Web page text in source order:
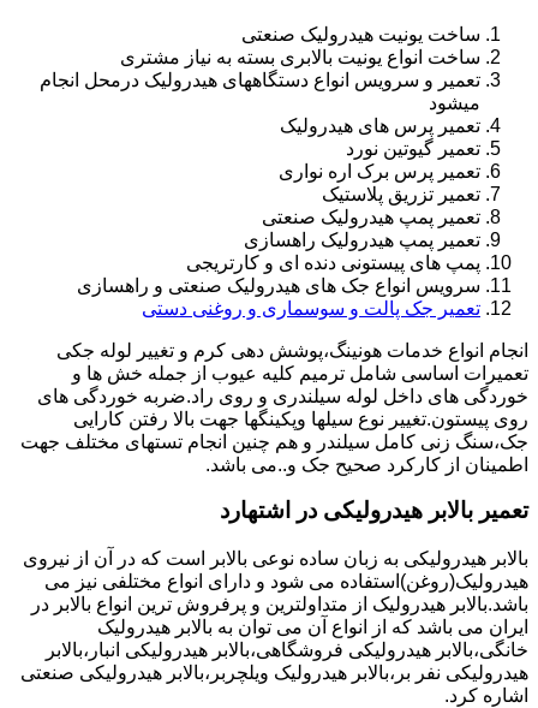
ساخت یونیت هیدرولیک صنعتی
ساخت انواع یونیت بالابری بسته به نیاز مشتری
تعمیر و سرویس انواع دستگاههای هیدرولیک درمحل انجام
میشود
تعمیر پرس های هیدرولیک
تعمیر گیوتین نورد
تعمیر پرس برک اره نواری
تعمیر تزریق پلاستیک
تعمیر پمپ هیدرولیک صنعتی
تعمیر پمپ هیدرولیک راهسازی
پمپ های پیستونی دنده ای و کارتریجی
سرویس انواع جک های هیدرولیک صنعتی و راهسازی
تعمیر جک پالت و سوسماری و روغنی دستی
انجام انواع خدمات هونینگ،پوشش دهی کرم و تغییر لوله جکی
تعمیرات اساسی شامل ترمیم کلیه عیوب از جمله خش ها و
خوردگی های داخل لوله سیلندری و روی راد.ضربه خوردگی های
روی پیستون.تغییر نوع سیلها وپکینگها جهت بالا رفتن کارایی
جک،سنگ زنی کامل سیلندر و هم چنین انجام تستهای مختلف جهت
اطمینان از کارکرد صحیح جک و..می باشد.
تعمیر بالابر هیدرولیکی در اشتهارد
بالابر هیدرولیکی به زبان ساده نوعی بالابر است که در آن از نیروی
هیدرولیک(روغن)استفاده می شود و دارای انواع مختلفی نیز می
باشد.بالابر هیدرولیک از متداولترین و پرفروش ترین انواع بالابر در
ایران می باشد که از انواع آن می توان به بالابر هیدرولیک
خانگی،بالابر هیدرولیکی فروشگاهی،بالابر هیدرولیکی انبار،بالابر
هیدرولیکی نفر بر،بالابر هیدرولیک ویلچربر،بالابر هیدرولیکی صنعتی
اشاره کرد.